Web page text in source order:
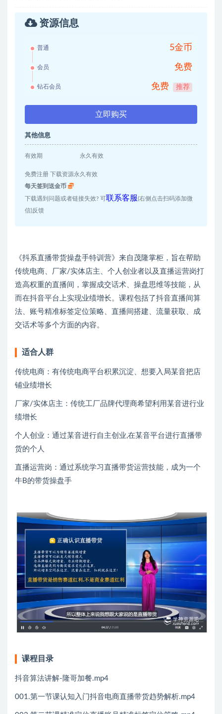
资源信息
普通 5金币
会员 免费
钻石会员 免费 推荐
立即购买
其他信息
有效期 永久有效
免费注册 下载资源永久有效
每天签到送金币
下载遇到问题或者链接失效? 可联系客服(右侧点击扫码添加微
信)反馈
《抖系直播带货操盘手特训营》来自茂隆掌柜，旨在帮助
传统电商、厂家/实体店主、个人创业者以及直播运营岗打
造高权重的直播间，掌握成交话术、操盘思维等技能，从
而在抖音平台上实现业绩增长。课程包括了抖音直播间算
法、账号精准标签定位策略、直播间搭建、流量获取、成
交话术等多个方面的内容。
适合人群
传统电商：有传统电商平台积累沉淀、想要入局某音把店
铺业绩增长
厂家/实体店主：传统工厂品牌代理商希望利用某音进行业
绩增长
个人创业：通过某音进行自主创业,在某音平台进行直播带
货的个人
直播运营岗：通过系统学习直播带货运营技能，成为一个
牛B的带货操盘手
课程目录
抖音算法讲解-隆哥加餐.mp4
001.第一节课认知入门抖音电商直播带货趋势解析.mp4